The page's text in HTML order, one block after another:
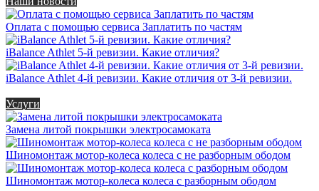
Оплата с помощью сервиса Заплатить по частям
iBalance Athlet 5-й ревизии. Какие отличия?
iBalance Athlet 4-й ревизии. Какие отличия от 3-й ревизии.
Услуги
Замена литой покрышки электросамоката
Шиномонтаж мотор-колеса колеса с не разборным ободом
Шиномонтаж мотор-колеса колеса с разборным ободом